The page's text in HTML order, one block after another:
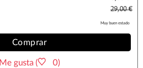
29,00 €
Muy buen estado
Comprar
Me gusta ( 0)